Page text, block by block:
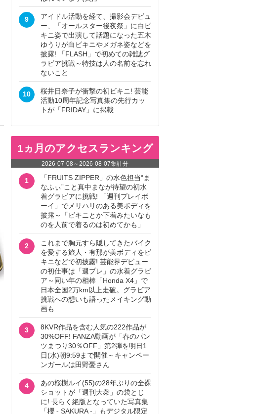
9
アイドル活動を経て、撮影会デビュ
ー、「オールスター後夜祭」に白ビ
キニ姿で出演して話題になった五木
ゆうりが白ビキニやメガネ姿などを
披露! 「FLASH」で初めての雑誌グ
ラビア挑戦～特技は人の名前を忘れ
ないこと
10
桜井日奈子が衝撃の初ビキニ! 芸能
活動10周年記念写真集の先行カッ
トが「FRIDAY」に掲載
1ヵ月のアクセスランキング
2026-07-08 ～2026-08-07集計分
1
「FRUITS ZIPPER」の水色担当“ま
なふぃ”こと真中まなが待望の初水
着グラビアに挑戦! 「週刊プレイボ
ーイ」でメリハリのある美ボディを
披露～「ビキニとか下着みたいなも
のを人前で着るのは初めてかも」
2
これまで胸元すら隠してきたバイク
を愛する旅人・有那が美ボディをビ
キニなどで初披露! 芸能界デビュー
の初仕事は「週プレ」の水着グラビ
ア～同い年の相棒「Honda X4」で
日本全国2万km以上走破。グラビア
挑戦への想いも語ったメイキング動
画も
3
8KVR作品を含む人気の222作品が
30%OFF! FANZA動画が「春のパン
ツまつり30％OFF」第2弾を明日1
日(水)朝9:59まで開催～キャンペー
ンガールは田野憂さん
4
あの桜樹ルイ(55)の28年ぶりの全裸
ショットが「週刊大衆」の袋とじ
に! 長らく絶版となっていた写真集
「櫻 - SAKURA -」もデジタル限定